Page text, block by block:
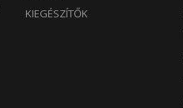
KIEGÉSZÍTŐK